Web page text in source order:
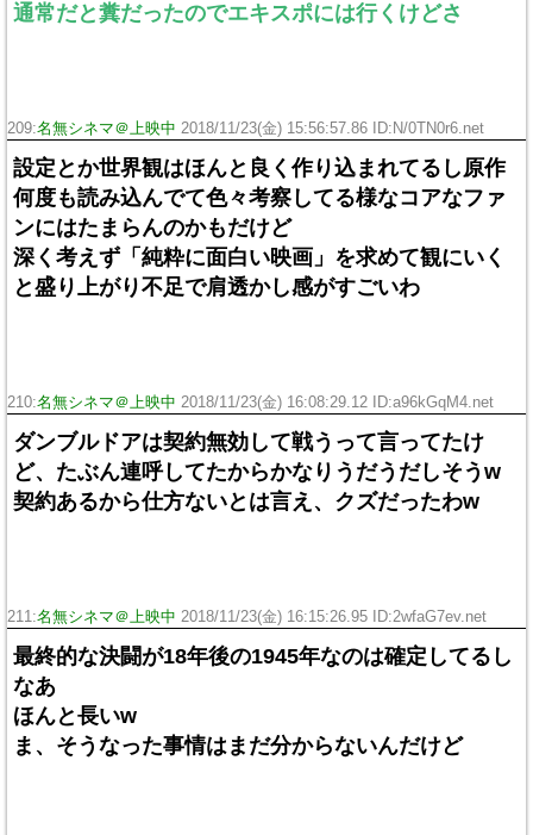
通常だと糞だったのでエキスポには行くけどさ
209:名無シネマ＠上映中 2018/11/23(金) 15:56:57.86 ID:N/0TN0r6.net
設定とか世界観はほんと良く作り込まれてるし原作
何度も読み込んでて色々考察してる様なコアなファ
ンにはたまらんのかもだけど
深く考えず「純粋に面白い映画」を求めて観にいく
と盛り上がり不足で肩透かし感がすごいわ
210:名無シネマ＠上映中 2018/11/23(金) 16:08:29.12 ID:a96kGqM4.net
ダンブルドアは契約無効して戦うって言ってたけ
ど、たぶん連呼してたからかなりうだうだしそうw
契約あるから仕方ないとは言え、クズだったわw
211:名無シネマ＠上映中 2018/11/23(金) 16:15:26.95 ID:2wfaG7ev.net
最終的な決闘が18年後の1945年なのは確定してるし
なあ
ほんと長いw
ま、そうなった事情はまだ分からないんだけど